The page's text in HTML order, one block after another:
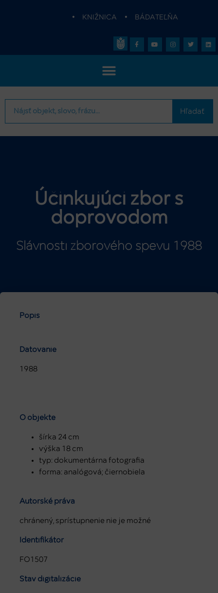
• KNIŽNICA • BÁDATEĽŇA
Hľadať
Účinkujúci zbor s
doprovodom
Slávnosti zborového spevu 1988
Popis
Datovanie
1988
O objekte
šírka 24 cm
výška 18 cm
typ: dokumentárna fotografia
forma: analógová; čiernobiela
Autorské práva
chránený, sprístupnenie nie je možné
Identifikátor
FO1507
Stav digitalizácie